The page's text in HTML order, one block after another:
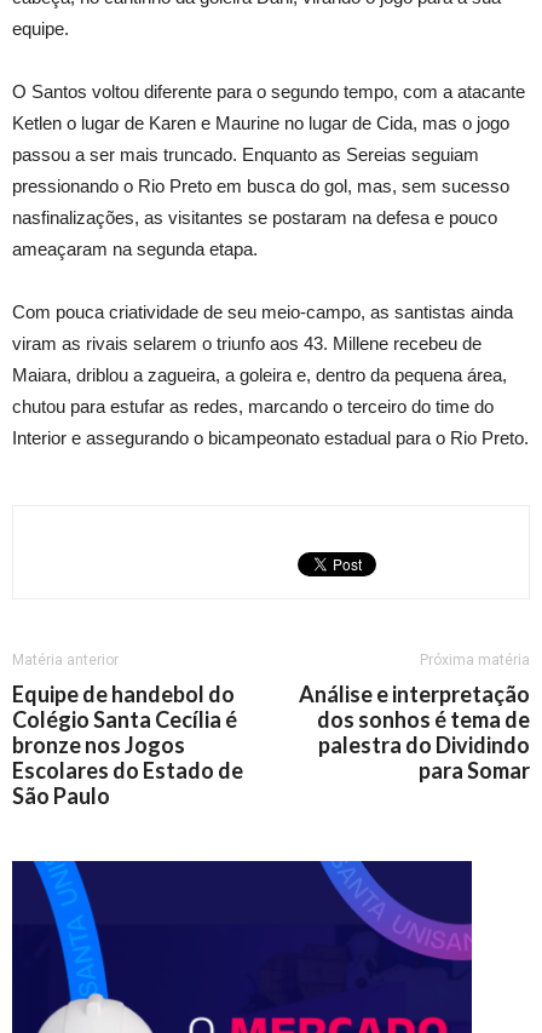
equipe.
O Santos voltou diferente para o segundo tempo, com a atacante
Ketlen o lugar de Karen e Maurine no lugar de Cida, mas o jogo
passou a ser mais truncado. Enquanto as Sereias seguiam
pressionando o Rio Preto em busca do gol, mas, sem sucesso
nasfinalizações, as visitantes se postaram na defesa e pouco
ameaçaram na segunda etapa.
Com pouca criatividade de seu meio-campo, as santistas ainda
viram as rivais selarem o triunfo aos 43. Millene recebeu de
Maiara, driblou a zagueira, a goleira e, dentro da pequena área,
chutou para estufar as redes, marcando o terceiro do time do
Interior e assegurando o bicampeonato estadual para o Rio Preto.
Matéria anterior
Equipe de handebol do
Colégio Santa Cecília é
bronze nos Jogos
Escolares do Estado de
São Paulo
Próxima matéria
Análise e interpretação
dos sonhos é tema de
palestra do Dividindo
para Somar